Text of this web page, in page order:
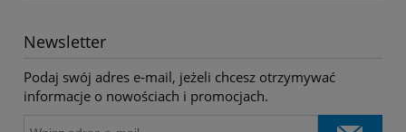
Newsletter
Podaj swój adres e-mail, jeżeli chcesz otrzymywać
informacje o nowościach i promocjach.